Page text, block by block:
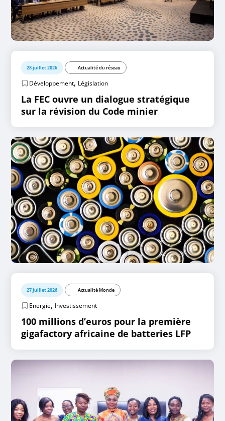
28 juillet 2026 Actualité du réseau
Développement, Législation
La FEC ouvre un dialogue stratégique
sur la révision du Code minier
27 juillet 2026 Actualité Monde
Energie, Investissement
100 millions d’euros pour la première
gigafactory africaine de batteries LFP